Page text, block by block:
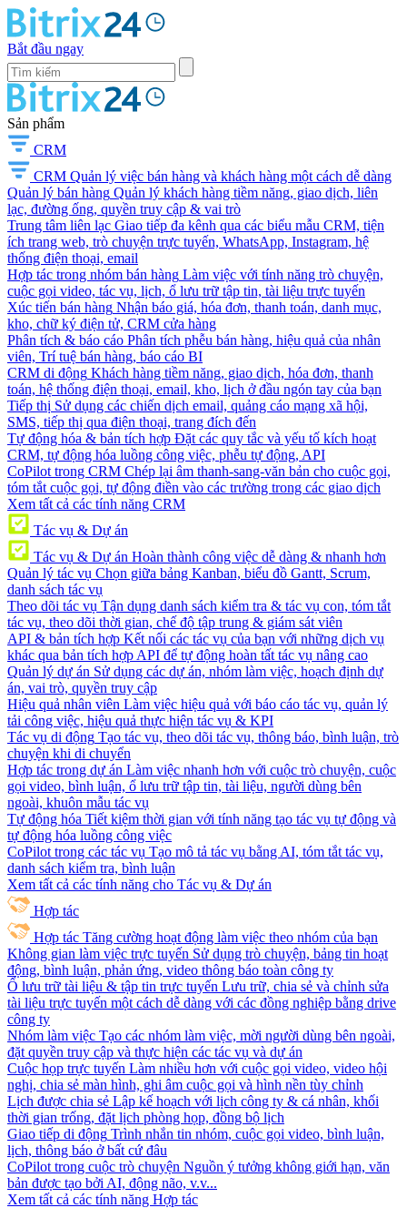
Bắt đầu ngay
Sản phẩm
CRM
CRM Quản lý việc bán hàng và khách hàng một cách dễ dàng
Quản lý bán hàng Quản lý khách hàng tiềm năng, giao dịch, liên
lạc, đường ống, quyền truy cập & vai trò
Trung tâm liên lạc Giao tiếp đa kênh qua các biểu mẫu CRM, tiện
ích trang web, trò chuyện trực tuyến, WhatsApp, Instagram, hệ
thống điện thoại, email
Hợp tác trong nhóm bán hàng Làm việc với tính năng trò chuyện,
cuộc gọi video, tác vụ, lịch, ổ lưu trữ tập tin, tài liệu trực tuyến
Xúc tiến bán hàng Nhận báo giá, hóa đơn, thanh toán, danh mục,
kho, chữ ký điện tử, CRM cửa hàng
Phân tích & báo cáo Phân tích phễu bán hàng, hiệu quả của nhân
viên, Trí tuệ bán hàng, báo cáo BI
CRM di động Khách hàng tiềm năng, giao dịch, hóa đơn, thanh
toán, hệ thống điện thoại, email, kho, lịch ở đầu ngón tay của bạn
Tiếp thị Sử dụng các chiến dịch email, quảng cáo mạng xã hội,
SMS, tiếp thị qua điện thoại, trang đích đến
Tự động hóa & bản tích hợp Đặt các quy tắc và yếu tố kích hoạt
CRM, tự động hóa luồng công việc, phễu tự động, API
CoPilot trong CRM Chép lại âm thanh-sang-văn bản cho cuộc gọi,
tóm tắt cuộc gọi, tự động điền vào các trường trong các giao dịch
Xem tất cả các tính năng CRM
Tác vụ & Dự án
Tác vụ & Dự án Hoàn thành công việc dễ dàng & nhanh hơn
Quản lý tác vụ Chọn giữa bảng Kanban, biểu đồ Gantt, Scrum,
danh sách tác vụ
Theo dõi tác vụ Tận dụng danh sách kiểm tra & tác vụ con, tóm tắt
tác vụ, theo dõi thời gian, chế độ tập trung & giám sát viên
API & bản tích hợp Kết nối các tác vụ của bạn với những dịch vụ
khác qua bản tích hợp API để tự động hoàn tất tác vụ nâng cao
Quản lý dự án Sử dụng các dự án, nhóm làm việc, hoạch định dự
án, vai trò, quyền truy cập
Hiệu quả nhân viên Làm việc hiệu quả với báo cáo tác vụ, quản lý
tải công việc, hiệu quả thực hiện tác vụ & KPI
Tác vụ di động Tạo tác vụ, theo dõi tác vụ, thông báo, bình luận, trò
chuyện khi di chuyển
Hợp tác trong dự án Làm việc nhanh hơn với cuộc trò chuyện, cuộc
gọi video, bình luận, ổ lưu trữ tập tin, tài liệu, người dùng bên
ngoài, khuôn mẫu tác vụ
Tự động hóa Tiết kiệm thời gian với tính năng tạo tác vụ tự động và
tự động hóa luồng công việc
CoPilot trong các tác vụ Tạo mô tả tác vụ bằng AI, tóm tắt tác vụ,
danh sách kiểm tra, bình luận
Xem tất cả các tính năng cho Tác vụ & Dự án
Hợp tác
Hợp tác Tăng cường hoạt động làm việc theo nhóm của bạn
Không gian làm việc trực tuyến Sử dụng trò chuyện, bảng tin hoạt
động, bình luận, phản ứng, video thông báo toàn công ty
Ổ lưu trữ tài liệu & tập tin trực tuyến Lưu trữ, chia sẻ và chỉnh sửa
tài liệu trực tuyến một cách dễ dàng với các đồng nghiệp bằng drive
công ty
Nhóm làm việc Tạo các nhóm làm việc, mời người dùng bên ngoài,
đặt quyền truy cập và thực hiện các tác vụ và dự án
Cuộc họp trực tuyến Làm nhiều hơn với cuộc gọi video, video hội
nghị, chia sẻ màn hình, ghi âm cuộc gọi và hình nền tùy chỉnh
Lịch được chia sẻ Lập kế hoạch với lịch công ty & cá nhân, khối
thời gian trống, đặt lịch phòng họp, đồng bộ lịch
Giao tiếp di động Trình nhắn tin nhóm, cuộc gọi video, bình luận,
lịch, thông báo ở bất cứ đâu
CoPilot trong cuộc trò chuyện Nguồn ý tưởng không giới hạn, văn
bản được tạo bởi AI, động não, v.v...
Xem tất cả các tính năng Hợp tác